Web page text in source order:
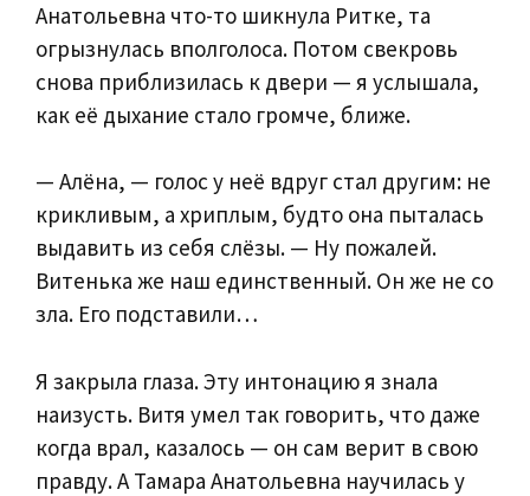
Анатольевна что-то шикнула Ритке, та
огрызнулась вполголоса. Потом свекровь
снова приблизилась к двери — я услышала,
как её дыхание стало громче, ближе.
— Алёна, — голос у неё вдруг стал другим: не
крикливым, а хриплым, будто она пыталась
выдавить из себя слёзы. — Ну пожалей.
Витенька же наш единственный. Он же не со
зла. Его подставили…
Я закрыла глаза. Эту интонацию я знала
наизусть. Витя умел так говорить, что даже
когда врал, казалось — он сам верит в свою
правду. А Тамара Анатольевна научилась у